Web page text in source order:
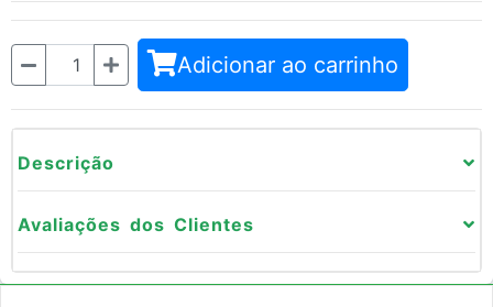
Quantidade Adicionar ao carrinho
Descrição
Avaliações dos Clientes